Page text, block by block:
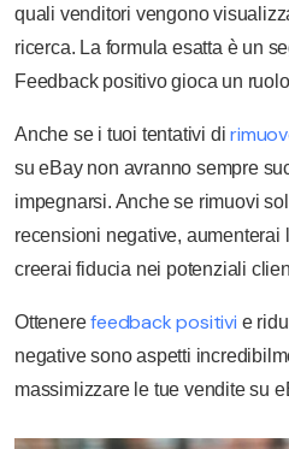
quali venditori vengono
ricerca. La formula esatta è un
Feedback positivo gioca un
Anche se i tuoi tentativi di
su eBay non avranno sempre
impegnarsi. Anche se rimuovi
recensioni negative, aumenterai
creerai fiducia nei potenziali
Ottenerefeedback positivi e
negative sono aspetti
massimizzare le tue vendite su